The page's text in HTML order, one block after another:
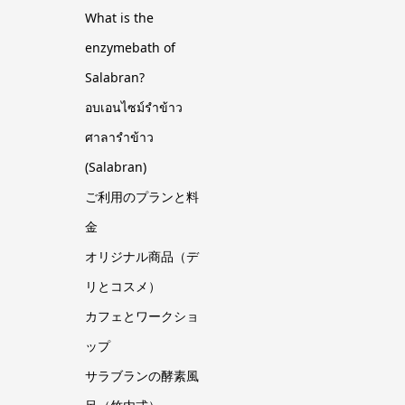
What is the
enzymebath of
Salabran?
อบเอนไซม์รำข้าว
ศาลารำข้าว
(Salabran)
ご利用のプランと料
金
オリジナル商品（デ
リとコスメ）
カフェとワークショ
ップ
サラブランの酵素風